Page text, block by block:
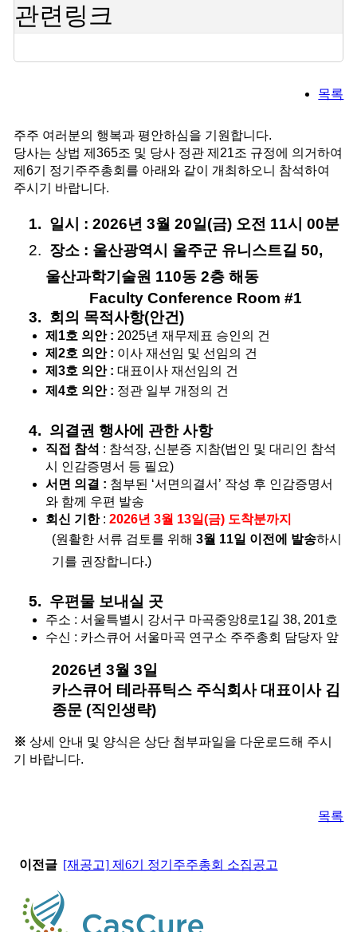
관련링크
목록
주주 여러분의 행복과 평안하심을 기원합니다.
당사는 상법 제365조 및 당사 정관 제21조 규정에 의거하여
제6기 정기주주총회를 아래와 같이 개최하오니 참석하여
주시기 바랍니다.
일시 : 2026년 3월 20일(금) 오전 11시 00분
울산과학기술원 110동 2층 해동
Faculty Conference Room #1
회의 목적사항(안건)
제1호 의안 : 2025년 재무제표 승인의 건
제2호 의안 : 이사 재선임 및 선임의 건
제3호 의안 : 대표이사 재선임의 건
제4호 의안 : 정관 일부 개정의 건
의결권 행사에 관한 사항
직접 참석 : 참석장, 신분증 지참(법인 및 대리인 참석
시 인감증명서 등 필요)
서면 의결 : 첨부된 ‘서면의결서’ 작성 후 인감증명서
와 함께 우편 발송
회신 기한 : 2026년 3월 13일(금) 도착분까지
(원활한 서류 검토를 위해 3월 11일 이전에 발송하시
기를 권장합니다.)
우편물 보내실 곳
주소 : 서울특별시 강서구 마곡중앙8로1길 38, 201호
수신 : 카스큐어 서울마곡 연구소 주주총회 담당자 앞
2026년 3월 3일
카스큐어 테라퓨틱스 주식회사 대표이사 김
종문 (직인생략)
※ 상세 안내 및 양식은 상단 첨부파일을 다운로드해 주시
기 바랍니다.
목록
이전글 [재공고] 제6기 정기주주총회 소집공고